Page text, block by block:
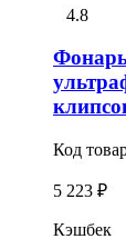
4.8
Код
5 223 ₽
Кэшбек